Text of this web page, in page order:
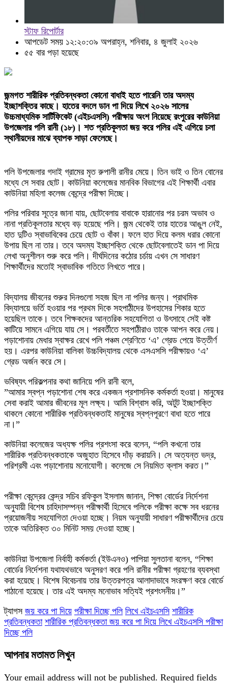
স্টাফ রিপোর্টার
আপডেট সময় ১২:২০:৩৯ অপরাহ্ন, শনিবার, ৪ জুলাই ২০২৬
৫৫ বার পড়া হয়েছে
জন্মগত শারীরিক প্রতিবন্ধকতা কোনো বাধাই হতে পারেনি তার অদম্য
ইচ্ছাশক্তির কাছে। হাতের বদলে ডান পা দিয়ে লিখে ২০২৬ সালের
উচ্চমাধ্যমিক সার্টিফিকেট (এইচএসসি) পরীক্ষায় অংশ নিয়েছে রংপুরের কাউনিয়া
উপজেলার পলি রানী (১৮)। শত প্রতিকূলতা জয় করে পলির এই এগিয়ে চলা
স্থানীয়দের মাঝে ব্যাপক সাড়া ফেলেছে।
পলি উপজেলার গদাই গ্রামের মৃত রুপালী রানীর মেয়ে। তিন ভাই ও তিন বোনের
মধ্যে সে সবার ছোট। কাউনিয়া কলেজের মানবিক বিভাগের এই শিক্ষার্থী এবার
কাউনিয়া মহিলা কলেজ কেন্দ্রে পরীক্ষা দিচ্ছে।
​পলির পরিবার সূত্রে জানা যায়, ছোটবেলায় বাবাকে হারানোর পর চরম অভাব ও
নানা প্রতিকূলতার মধ্যে বড় হয়েছে পলি। জন্ম থেকেই তার হাতের আঙুল নেই,
হাত দুটিও স্বাভাবিকের চেয়ে ছোট ও বাঁকা। ফলে হাত দিয়ে কলম ধরার কোনো
উপায় ছিল না তার। তবে অদম্য ইচ্ছাশক্তি থেকে ছোটবেলাতেই ডান পা দিয়ে
লেখা অনুশীলন শুরু করে পলি। দীর্ঘদিনের কঠোর চর্চায় এখন সে সাধারণ
শিক্ষার্থীদের মতোই স্বাভাবিক গতিতে লিখতে পারে।
বিদ্যালয় জীবনের শুরুর দিনগুলো সহজ ছিল না পলির জন্য। প্রাথমিক
বিদ্যালয়ে ভর্তি হওয়ার পর প্রথম দিকে সহপাঠীদের উপহাসের শিকার হতে
হয়েছিল তাকে। তবে শিক্ষকদের আন্তরিক সহযোগিতা ও উৎসাহে সেই কষ্ট
কাটিয়ে সামনে এগিয়ে যায় সে। পরবর্তীতে সহপাঠীরাও তাকে আপন করে নেয়।
পড়াশোনায় মেধার স্বাক্ষর রেখে পলি পঞ্চম শ্রেণিতে ‘এ’ গ্রেড পেয়ে উত্তীর্ণ
হয়। এরপর কাউনিয়া বালিকা উচ্চবিদ্যালয় থেকে এসএসসি পরীক্ষায়ও ‘এ’
গ্রেড অর্জন করে সে।
​ভবিষ্যৎ পরিকল্পনার কথা জানিয়ে পলি রানী বলে,
​”আমার স্বপ্ন পড়াশোনা শেষ করে একজন প্রশাসনিক কর্মকর্তা হওয়া। মানুষের
সেবা করাই আমার জীবনের মূল লক্ষ্য। আমি বিশ্বাস করি, অটুট ইচ্ছাশক্তি
থাকলে কোনো শারীরিক প্রতিবন্ধকতাই মানুষের স্বপ্নপূরণে বাধা হতে পারে
না।”
​কাউনিয়া কলেজের অধ্যক্ষ পলির প্রশংসা করে বলেন, “পলি কখনো তার
শারীরিক প্রতিবন্ধকতাকে অজুহাত হিসেবে দাঁড় করায়নি। সে অত্যন্ত ভদ্র,
পরিশ্রমী এবং পড়াশোনায় মনোযোগী। কলেজে সে নিয়মিত ক্লাস করত।”
পরীক্ষা কেন্দ্রের কেন্দ্র সচিব রফিকুল ইসলাম জানান, শিক্ষা বোর্ডের নির্দেশনা
অনুযায়ী বিশেষ চাহিদাসম্পন্ন পরীক্ষার্থী হিসেবে পলিকে পরীক্ষা কক্ষে সব ধরনের
প্রয়োজনীয় সহযোগিতা দেওয়া হচ্ছে। নিয়ম অনুযায়ী সাধারণ পরীক্ষার্থীদের চেয়ে
তাকে অতিরিক্ত ৩০ মিনিট সময় দেওয়া হচ্ছে।
কাউনিয়া উপজেলা নির্বাহী কর্মকর্তা (ইউএনও) পাপিয়া সুলতানা বলেন, “শিক্ষা
বোর্ডের নির্দেশনা যথাযথভাবে অনুসরণ করে পলি রানীর পরীক্ষা গ্রহণের ব্যবস্থা
করা হয়েছে। বিশেষ বিবেচনায় তার উত্তরপত্র আলাদাভাবে সংরক্ষণ করে বোর্ডে
পাঠানো হয়েছে। তার এই অদম্য মনোভাব সত্যিই প্রশংসনীয়।”
ট্যাগস জয় করে পা দিয়ে পরীক্ষা দিচ্ছে পলি লিখে এইচএসসি শারীরিক
প্রতিবন্ধকতা শারীরিক প্রতিবন্ধকতা জয় করে পা দিয়ে লিখে এইচএসসি পরীক্ষা
দিচ্ছে পলি
আপনার মতামত লিখুন
Your email address will not be published. Required fields